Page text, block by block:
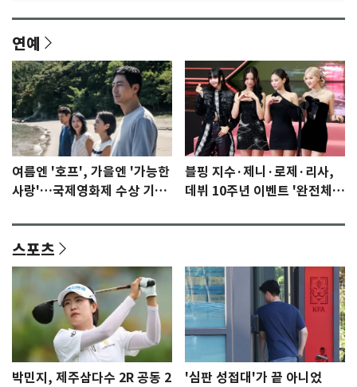
연예
여름엔 '호프', 가을엔 '가능한
사랑'…국제영화제 수상 기대
블핑 지수·제니·로제·리사,
데뷔 10주년 이벤트 '완전체'
스포츠
박민지, 제주삼다수 2R 공동 2
'심판 성접대'가 끝 아니었